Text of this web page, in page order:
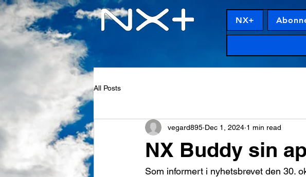
NX+
All Posts
NX Buddy sin
vegard895 Dec 1, 2024 1 min read
Som informert i nyhetsbrevet den 30.